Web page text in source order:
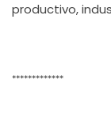
productivo,
*************